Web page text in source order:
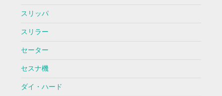
スリッパ
スリラー
セーター
セスナ機
ダイ・ハード